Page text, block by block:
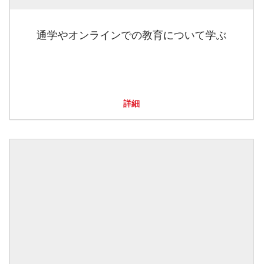
通学やオンラインでの教育について学ぶ
詳細